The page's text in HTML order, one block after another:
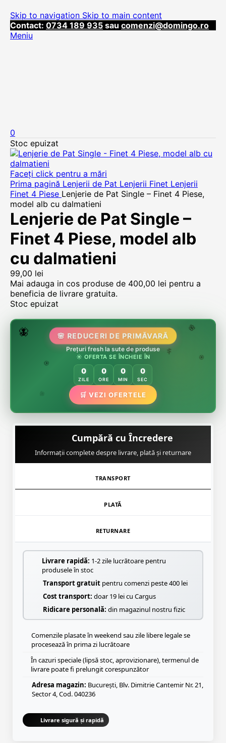
Skip to navigation Skip to main content
Contact: 0734 189 935 sau comenzi@domingo.ro
Meniu
0
Stoc epuizat
Faceți click pentru a mări
Prima pagină Lenjerii de Pat Lenjerii Finet Lenjerii
Finet 4 Piese Lenjerie de Pat Single – Finet 4 Piese,
model alb cu dalmatieni
Lenjerie de Pat Single –
Finet 4 Piese, model alb
cu dalmatieni
99,00 lei
Mai adauga in cos produse de 400,00 lei pentru a
beneficia de livrare gratuita.
Stoc epuizat
🌸
🌿
🌸
🏵️
🌷
🦋 🌸 REDUCERI DE PRIMĂVARĂ
Prețuri fresh la sute de produse
☀️ OFERTA SE ÎNCHEIE ÎN
0
ZILE
0
ORE
0
MIN
0
SEC
🛒 VEZI OFERTELE
Cumpără cu Încredere
Informații complete despre livrare, plată și returnare
TRANSPORT
PLATĂ
RETURNARE
Livrare rapidă: 1-2 zile lucrătoare pentru
produsele în stoc
Transport gratuit pentru comenzi peste 400 lei
Cost transport: doar 19 lei cu Cargus
Ridicare personală: din magazinul nostru fizic
Comenzile plasate în weekend sau zile libere legale se
procesează în prima zi lucrătoare
În cazuri speciale (lipsă stoc, aprovizionare), termenul de
livrare poate fi prelungit corespunzător
Adresa magazin: București, Blv. Dimitrie Cantemir Nr. 21,
Sector 4, Cod. 040236
Livrare sigură și rapidă